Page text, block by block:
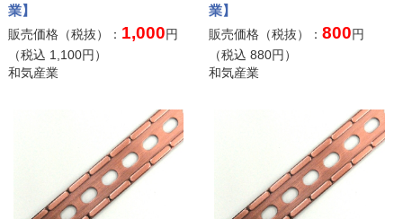
業】
販売価格（税抜）： 1,000円
（税込 1,100円）
和気産業
業】
販売価格（税抜）：800円
（税込880円）
和気産業